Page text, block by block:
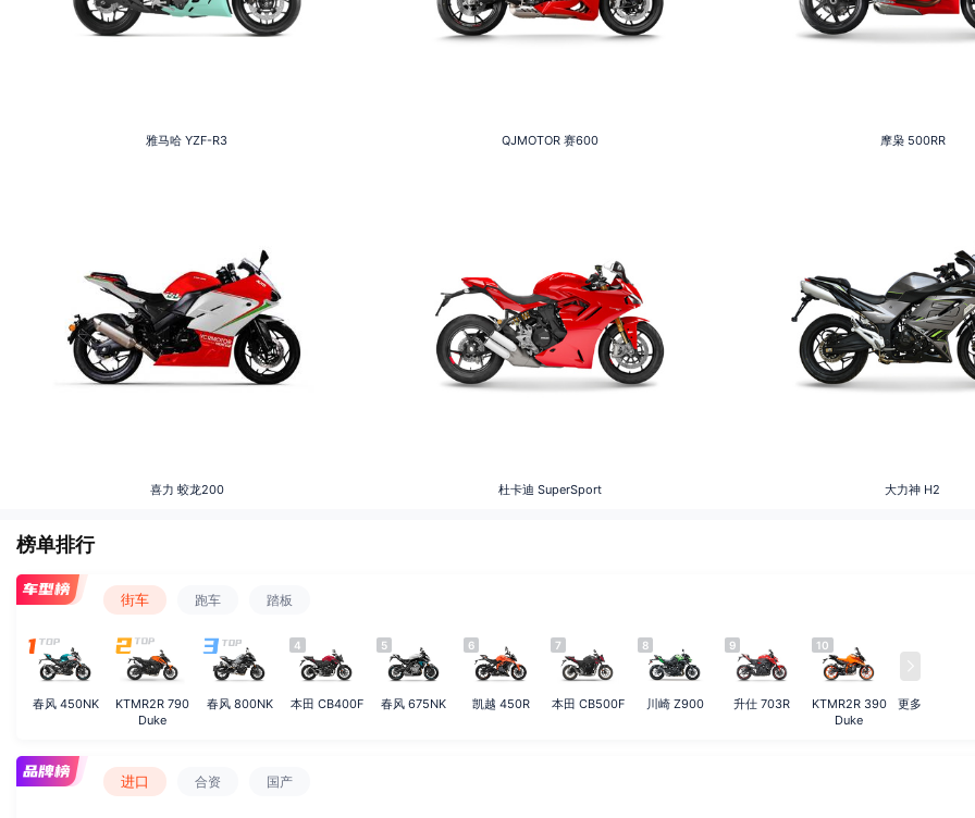
雅马哈YZF-R3 QJMOTOR 赛600 摩枭 500RR
喜力 蛟龙200 杜卡迪 SuperSport 大力神 H2
榜单排行
街车 跑车 踏板
春风 450NK
KTMR2R 790
Duke
春风 800NK
4
本田 CB400F
5
春风 675NK
6
凯越 450R
7
本田 CB500F
8
川崎 Z900
9
升仕 703R
10
KTMR2R 390
Duke
更多
进口 合资 国产